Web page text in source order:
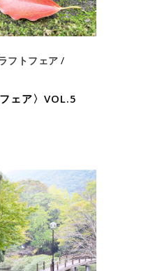
フトフェア
フェア〉VOL.5